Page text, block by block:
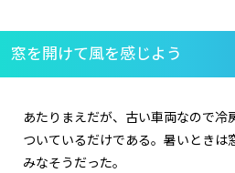
窓を開けて風を感じよう
あたりまえだが、古い車両なので冷
ついているだけである。暑いときは
みなそうだった。